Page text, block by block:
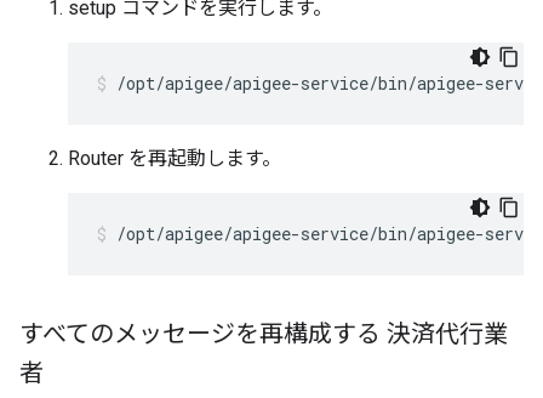
setup コマンドを実行します。
/opt/apigee/apigee-service/bin/apigee-
Router を再起動します。
/opt/apigee/apigee-service/bin/apigee-
すべてのメッセージを再構成する 決済代行業
者